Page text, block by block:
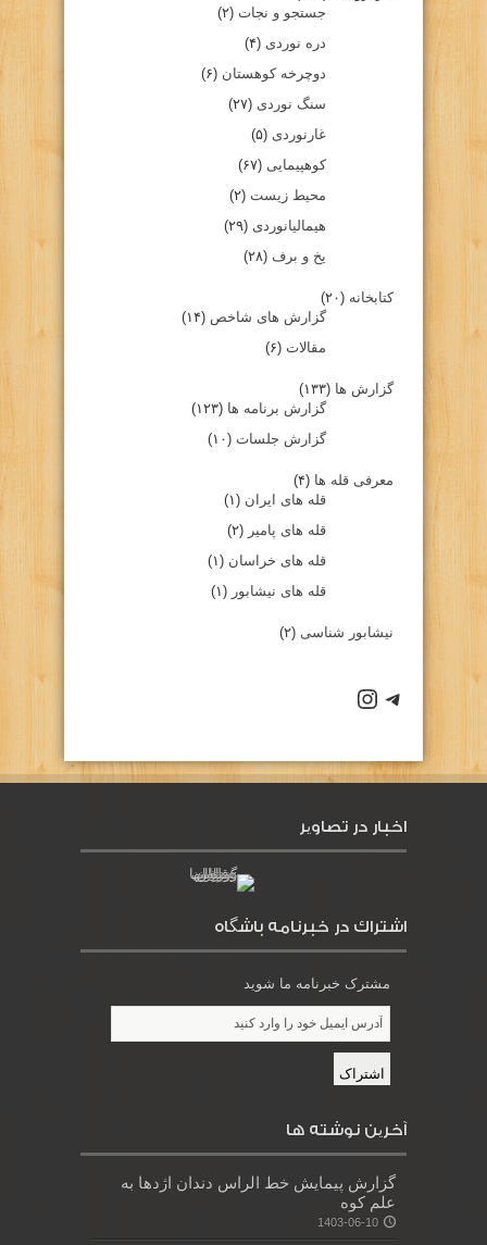
جستجو و نجات (۲)
دره نوردی (۴)
دوچرخه کوهستان (۶)
سنگ نوردی (۲۷)
غارنوردی (۵)
کوهپیمایی (۶۷)
محیط زیست (۲)
هیمالیانوردی (۲۹)
یخ و برف (۲۸)
کتابخانه (۲۰)
گزارش های شاخص (۱۴)
مقالات (۶)
گزارش ها (۱۳۳)
گزارش برنامه ها (۱۲۳)
گزارش جلسات (۱۰)
معرفی قله ها (۴)
قله های ایران (۱)
قله های پامیر (۲)
قله های خراسان (۱)
قله های نیشابور (۱)
نیشابور شناسی (۲)
كانال تلگرام باشگاه
صفحه اينستاگرام باشگاه
اخبار در تصاویر
اشتراك در خبرنامه باشگاه
مشترک خبرنامه ما شوید
آخرین نوشته ها
گزارش پیمایش خط الراس دندان اژدها به
علم کوه
1403-06-10